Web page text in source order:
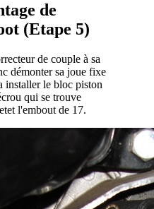
de
(Etape 5)
de couple à sa
démonter sa joue fixe
installer le bloc piston
qui se trouve
l'embout de 17.